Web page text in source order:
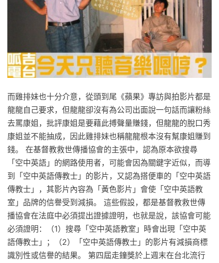
而雞排妹也十分介意，從頭到尾《蘋果》專訪與拍影片都是
龍龍自己要求，但龍龍卻沒有為公司出面說一句話而讓粉絲
去罵康姐，批評康姐是要藉此搏聲量賺錢，但龍龍的脫口秀
康姐並不能抽成，因此雞排妹也稱龍龍根本沒有幫康姐賺到
錢。 在基督教救世傳播協會的主張中，認為原本欲搜尋
「空中英語」的網路使用者，可能會因為關鍵字近似，而導
到「空中英語傳教士」的影片，又認為搭便車的「空中英語
傳教士」，其影片內容為「黃色影片」會使「空中英語教
室」品牌的信譽受到減損。 這些假設，都是基督教救世傳
播協會在法庭中必須提出證據證明，也就是說，該協會可能
必須證明：（1）搜尋「空中英語教室」時會出現「空中英
語傳教士」；（2）「空中英語傳教士」的影片有減損商標
識別性或信譽的結果。 第四屆走鐘獎於上週末在台北流行